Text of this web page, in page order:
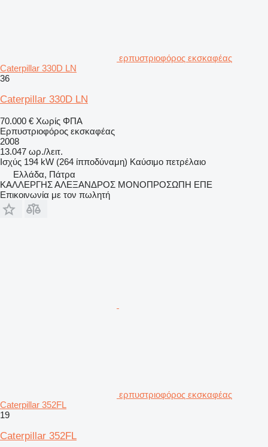
ερπυστριοφόρος εκσκαφέας
Caterpillar 330D LN
36
Caterpillar 330D LN
70.000 € Χωρίς ΦΠΑ
Ερπυστριοφόρος εκσκαφέας
2008
13.047 ωρ./λειτ.
Ισχύς 194 kW (264 ίπποδύναμη) Καύσιμο πετρέλαιο
Ελλάδα, Πάτρα
ΚΑΛΛΕΡΓΗΣ ΑΛΕΞΑΝΔΡΟΣ ΜΟΝΟΠΡΟΣΩΠΗ ΕΠΕ
Επικοινωνία με τον πωλητή
ερπυστριοφόρος εκσκαφέας
Caterpillar 352FL
19
Caterpillar 352FL